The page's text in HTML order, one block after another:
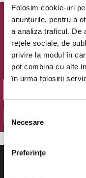
Folosim cookie-uri
anunțurile, pentru a
a analiza traficul. De
rețele sociale, de
privire la modul în
pot combina cu alte
în urma folosirii
consimțământului
Necesare
Preferinţe
Oferte exclusive si
Email